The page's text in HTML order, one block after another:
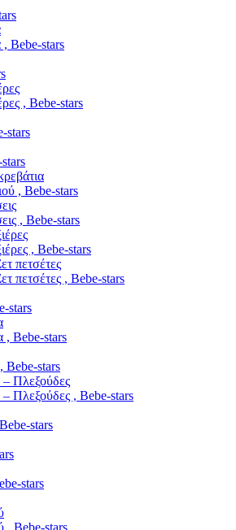
, Bebe-stars
, Bebe-stars
stars
, Bebe-stars
, Bebe-stars
, Bebe-stars
πετσέτες
πετσέτες , Bebe-stars
stars
, Bebe-stars
Bebe-stars
– Πλεξούδες
Πλεξούδες , Bebe-stars
stars
stars
, Bebe-stars